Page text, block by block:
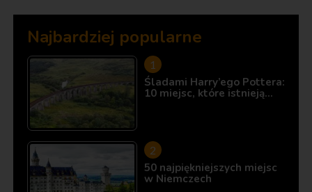
Najbardziej popularne
Śladami Harry’ego Pottera:
10 miejsc, które istnieją…
50 najpiękniejszych miejsc
w Niemczech